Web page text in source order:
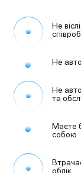
Не
Не
Не
та
Маєте
собою
облік